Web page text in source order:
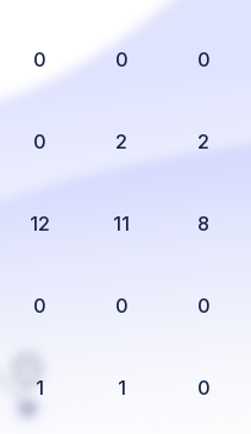
0 0 0
0 2 2
12 11 8
0 0 0
1 1 0